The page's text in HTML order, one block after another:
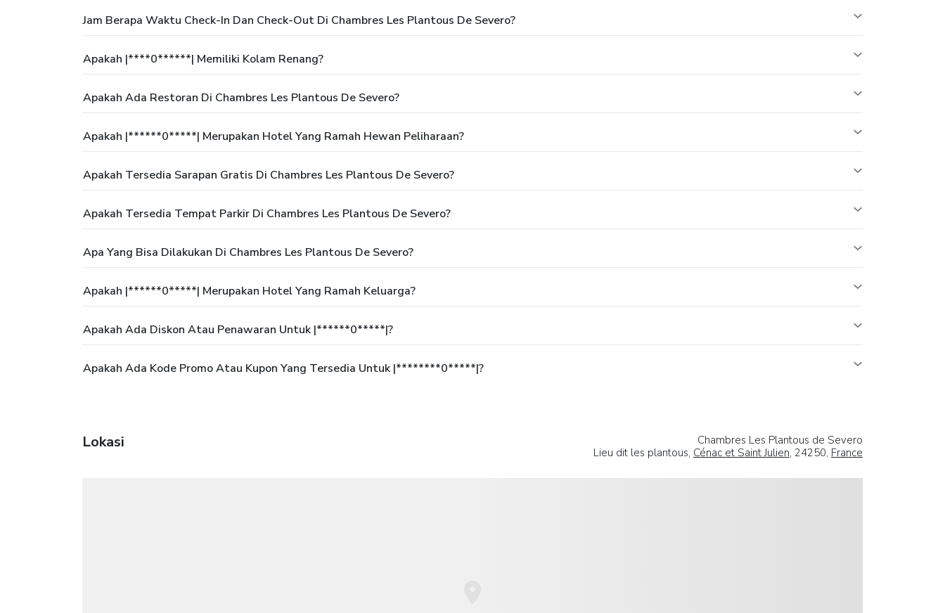
Jam Berapa Waktu Check-In Dan Check-Out Di Chambres Les Plantous De Severo?
Apakah |****0******| Memiliki Kolam Renang?
Apakah Ada Restoran Di Chambres Les Plantous De Severo?
Apakah |******0*****| Merupakan Hotel Yang Ramah Hewan Peliharaan?
Apakah Tersedia Sarapan Gratis Di Chambres Les Plantous De Severo?
Apakah Tersedia Tempat Parkir Di Chambres Les Plantous De Severo?
Apa Yang Bisa Dilakukan Di Chambres Les Plantous De Severo?
Apakah |******0*****| Merupakan Hotel Yang Ramah Keluarga?
Apakah Ada Diskon Atau Penawaran Untuk |******0*****|?
Apakah Ada Kode Promo Atau Kupon Yang Tersedia Untuk |********0*****|?
Lokasi
Chambres Les Plantous de Severo
Lieu dit les plantous, Cénac et Saint Julien, 24250, France